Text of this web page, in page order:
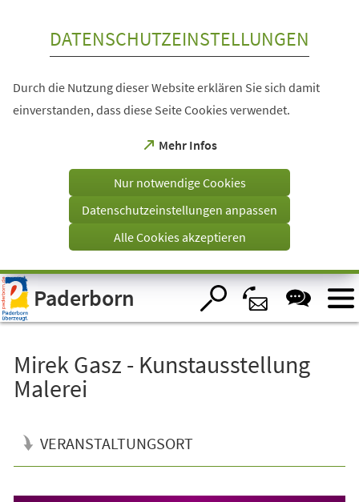
Visuelle
Assistenzsoftware
öffnen.
DATENSCHUTZEINSTELLUNGEN
Durch die Nutzung dieser Website erklären Sie sich damit
einverstanden, dass diese Seite Cookies verwendet.
Mehr Infos
(Öffnet
einem
Tab)
Nur notwendige Cookies
Datenschutzeinstellungen anpassen
Alle Cookies akzeptieren
Paderborn
Mirek Gasz - Kunstausstellung
Malerei
VERANSTALTUNGSORT